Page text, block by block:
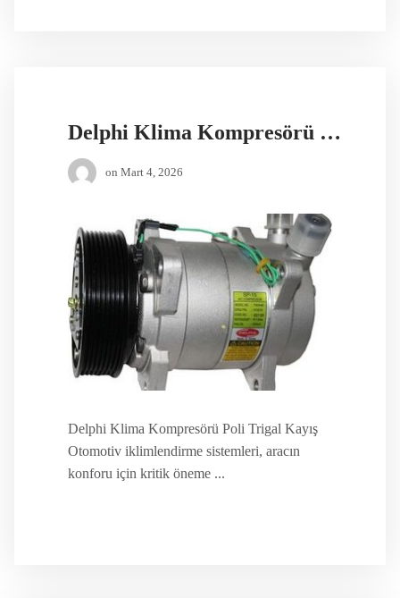
Delphi Klima Kompresörü Poli Trigal Kayış
on Mart 4, 2026
Delphi Klima Kompresörü Poli Trigal Kayış
Otomotiv iklimlendirme sistemleri, aracın
konforu için kritik öneme ...